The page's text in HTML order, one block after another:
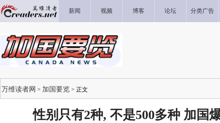
新闻 视频 博客 论坛 分类广告
万维读者网 > 加国要览 > 正文
性别只有2种, 不是500多种 加国